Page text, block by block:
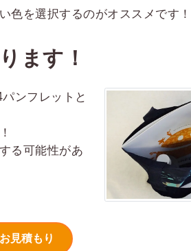
色を選択するのがオススメです！
ます！
ンフレットと
る可能性があ